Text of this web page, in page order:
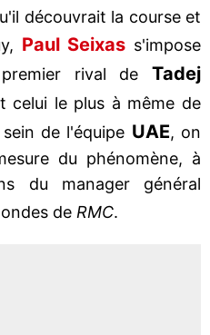
découvrait la course et
Paul Seixas s'impose
rival de Tadej
celui le plus à même de
de l'équipe UAE, on
du phénomène, à
du manager général
de RMC.